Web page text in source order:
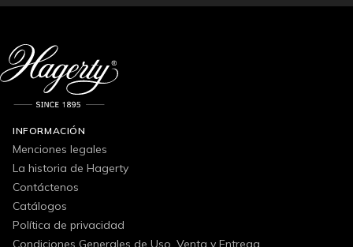
INFORMACIÓN
Menciones legales
La historia de Hagerty
Contáctenos
Catálogos
Política de privacidad
Condiciones Generales de Uso, Venta y Entrega